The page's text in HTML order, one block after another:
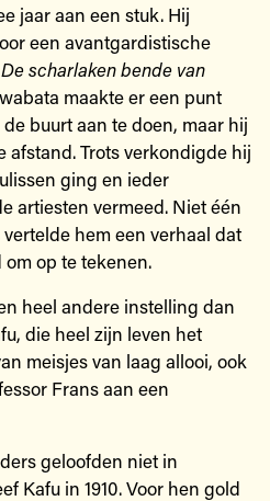
jaar aan een stuk. Hij
een avantgardistische
De scharlaken bende van
maakte er een punt
buurt aan te doen, maar hij
afstand. Trots verkondigde hij
ging en ieder
artiesten vermeed. Niet één
hem een verhaal dat
op te tekenen.
heel andere instelling dan
die heel zijn leven het
meisjes van laag allooi, ook
Frans aan een
geloofden niet in
Kafu in 1910. Voor hen gold